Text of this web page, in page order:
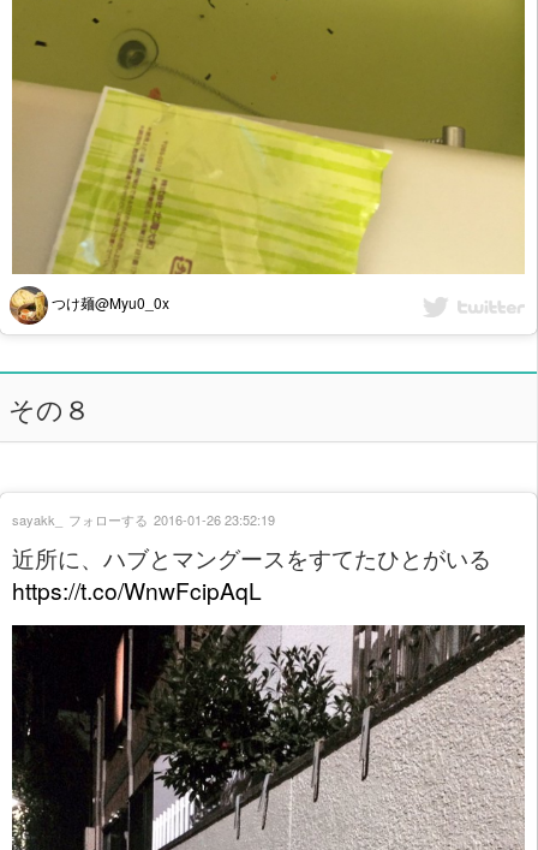
つけ麺@Myu0_0x
その８
近所に、ハブとマングースをすてたひとがいる
https://t.co/WnwFcipAqL
sayakk_ フォローする 2016-01-26 23:52:19